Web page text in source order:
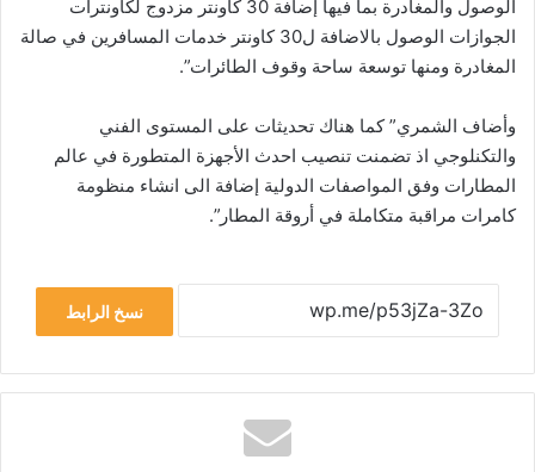
الوصول والمغادرة بما فيها إضافة 30 كاونتر مزدوج لكاونترات
الجوازات الوصول بالاضافة ل30 كاونتر خدمات المسافرين في صالة
المغادرة ومنها توسعة ساحة وقوف الطائرات”.
وأضاف الشمري” كما هناك تحديثات على المستوى الفني
والتكنلوجي اذ تضمنت تنصيب احدث الأجهزة المتطورة في عالم
المطارات وفق المواصفات الدولية إضافة الى انشاء منظومة
كامرات مراقبة متكاملة في أروقة المطار”.
نسخ الرابط